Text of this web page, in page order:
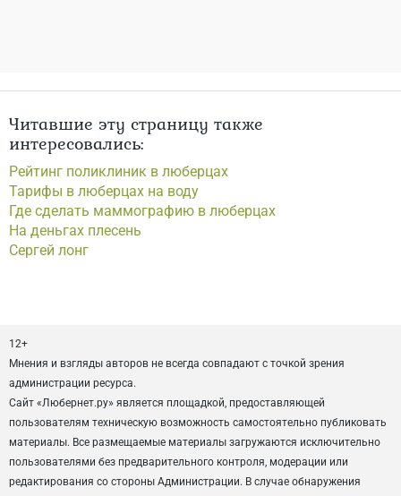
Читавшие эту страницу также
интересовались:
Рейтинг поликлиник в люберцах
Тарифы в люберцах на воду
Где сделать маммографию в люберцах
На деньгах плесень
Сергей лонг
12+
Мнения и взгляды авторов не всегда совпадают с точкой зрения
администрации ресурса.
Сайт «Любернет.ру» является площадкой, предоставляющей
пользователям техническую возможность самостоятельно публиковать
материалы. Все размещаемые материалы загружаются исключительно
пользователями без предварительного контроля, модерации или
редактирования со стороны Администрации. В случае обнаружения